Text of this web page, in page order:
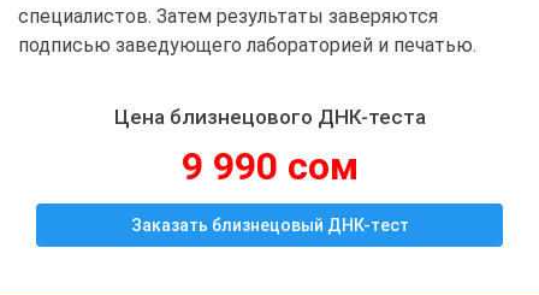
специалистов. Затем результаты заверяются
подписью заведующего лабораторией и печатью.
Цена близнецового ДНК-теста
9 990 сом
Заказать близнецовый ДНК-тест